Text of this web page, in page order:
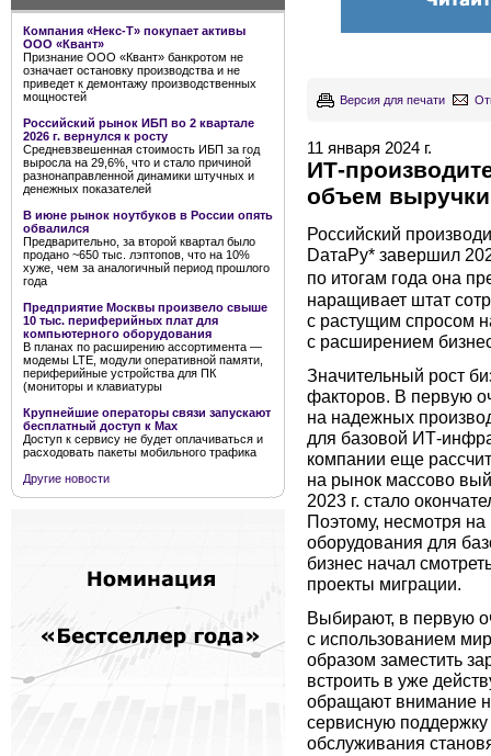
Компания «Некс-Т» покупает активы
ООО «Квант»
Признание ООО «Квант» банкротом не
означает остановку производства и не
приведет к демонтажу производственных
мощностей
Российский рынок ИБП во 2 квартале
2026 г. вернулся к росту
Средневзвешенная стоимость ИБП за год
выросла на 29,6%, что и стало причиной
разнонаправленной динамики штучных и
денежных показателей
В июне рынок ноутбуков в России опять
обвалился
Предварительно, за второй квартал было
продано ~650 тыс. лэптопов, что на 10%
хуже, чем за аналогичный период прошлого
года
Предприятие Москвы произвело свыше
10 тыс. периферийных плат для
компьютерного оборудования
В планах по расширению ассортимента —
модемы LTE, модули оперативной памяти,
периферийные устройства для ПК
(мониторы и клавиатуры
Крупнейшие операторы связи запускают
бесплатный доступ к Мах
Доступ к сервису не будет оплачиваться и
расходовать пакеты мобильного трафика
Другие новости
Версия для печати
11 января 2024 г.
ИТ-
объем
Российский
DатаРу* завершил
по итогам года она
наращивает штат
с растущим спросом
с расширением
Значительный рост
факторов. В первую
на надежных
для базовой ИТ-
компании еще
на рынок массово
2023 г. стало
Поэтому, несмотря
оборудования для
бизнес начал
проекты миграции.
Выбирают, в первую
с использованием
образом заместить
встроить в уже
обращают внимание
сервисную
обслуживания